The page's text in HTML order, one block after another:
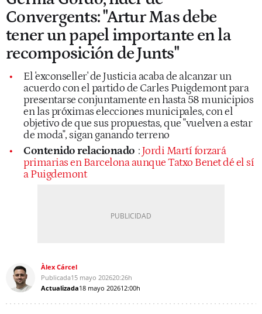
Convergents: "Artur Mas debe
tener un papel importante en la
recomposición de Junts"
El 'exconseller' de Justicia acaba de alcanzar un
acuerdo con el partido de Carles Puigdemont para
presentarse conjuntamente en hasta 58 municipios
en las próximas elecciones municipales, con el
objetivo de que sus propuestas, que "vuelven a estar
de moda", sigan ganando terreno
Contenido relacionado : Jordi Martí forzará
primarias en Barcelona aunque Tatxo Benet dé el sí
a Puigdemont
Àlex Cárcel
Publicada15 mayo 202620:26h
Actualizada18 mayo 202612:00h